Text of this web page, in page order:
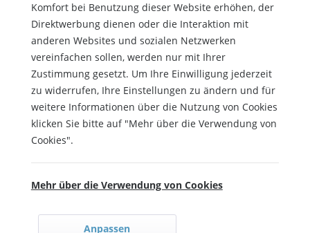
Komfort bei Benutzung dieser Website erhöhen, der
Direktwerbung dienen oder die Interaktion mit
anderen Websites und sozialen Netzwerken
vereinfachen sollen, werden nur mit Ihrer
Zustimmung gesetzt. Um Ihre Einwilligung jederzeit
zu widerrufen, Ihre Einstellungen zu ändern und für
weitere Informationen über die Nutzung von Cookies
klicken Sie bitte auf "Mehr über die Verwendung von
Cookies".
Mehr über die Verwendung von Cookies
Anpassen